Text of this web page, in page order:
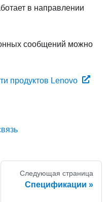
в направлении
сообщений можно
продуктов Lenovo
Следующая страница
Спецификации